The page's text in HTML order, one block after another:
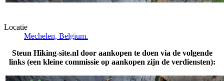
Locatie
Mechelen, Belgium.
Steun Hiking-site.nl door aankopen te doen via de volgende
links (een kleine commissie op aankopen zijn de verdiensten):